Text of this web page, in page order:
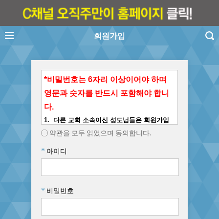
회원가입
*비밀번호는 6자리 이상이어야 하며
영문과 숫자를 반드시 포함해야 합니
다.
1. 다른 교회 소속이신 성도님들은 회원가입
을 하지 말아주십시요(내부 커뮤니티는 비공개
2.닉네임은 이름과 동일하게
뒷부분에 숫자, 지명, 이모티콘 등을 달아주세
4. 회원가입이 끝나면작은교회 일꾼에게 꼭
약관을 모두 읽었으며 동의합니다.
* 아이디
* 비밀번호